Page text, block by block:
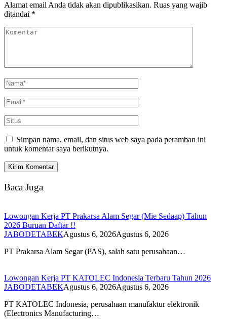
Alamat email Anda tidak akan dipublikasikan. Ruas yang wajib
ditandai *
Simpan nama, email, dan situs web saya pada peramban ini
untuk komentar saya berikutnya.
Baca Juga
Lowongan Kerja PT Prakarsa Alam Segar (Mie Sedaap) Tahun
2026 Buruan Daftar !!
JABODETABEKAgustus 6, 2026Agustus 6, 2026
PT Prakarsa Alam Segar (PAS), salah satu perusahaan…
Lowongan Kerja PT KATOLEC Indonesia Terbaru Tahun 2026
JABODETABEKAgustus 6, 2026Agustus 6, 2026
PT KATOLEC Indonesia, perusahaan manufaktur elektronik
(Electronics Manufacturing…